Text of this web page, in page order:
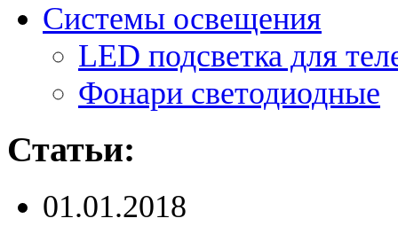
Системы освещения
LED подсветка для
Фонари светодиодные
Статьи:
01.01.2018